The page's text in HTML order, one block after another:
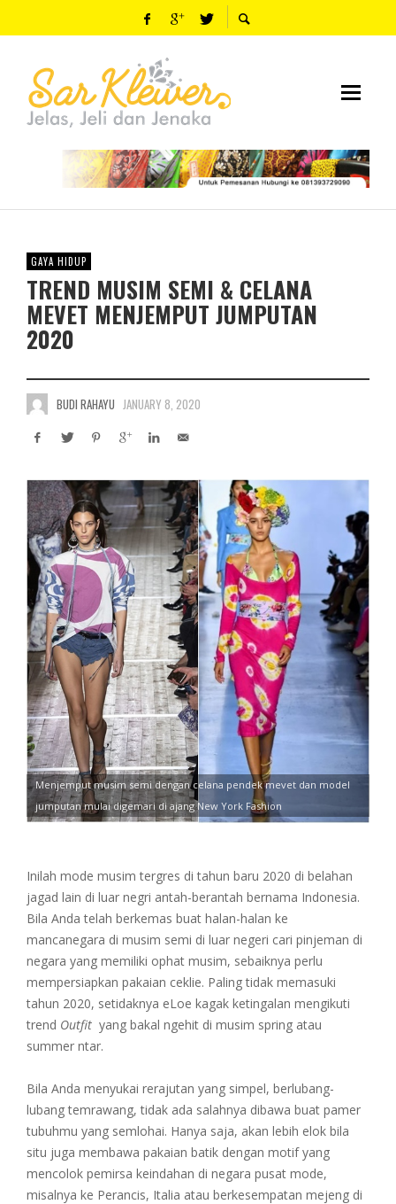
GAYA HIDUP
TREND MUSIM SEMI & CELANA
MEVET MENJEMPUT JUMPUTAN
2020
BUDI RAHAYU JANUARY 8, 2020
Menjemput musim semi dengan celana pendek mevet dan model
jumputan mulai digemari di ajang New York Fashion
Inilah mode musim tergres di tahun baru 2020 di belahan
jagad lain di luar negri antah-berantah bernama Indonesia.
Bila Anda telah berkemas buat halan-halan ke
mancanegara di musim semi di luar negeri cari pinjeman di
negara yang memiliki ophat musim, sebaiknya perlu
mempersiapkan pakaian ceklie. Paling tidak memasuki
tahun 2020, setidaknya eLoe kagak ketingalan mengikuti
trend Outfit yang bakal ngehit di musim spring atau
summer ntar.
Bila Anda menyukai rerajutan yang simpel, berlubang-
lubang temrawang, tidak ada salahnya dibawa buat pamer
tubuhmu yang semlohai. Hanya saja, akan lebih elok bila
situ juga membawa pakaian batik dengan motif yang
mencolok pemirsa keindahan di negara pusat mode,
misalnya ke Perancis, Italia atau berkesempatan mejeng di